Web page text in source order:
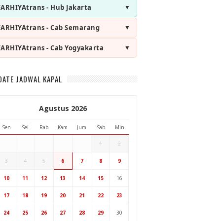
Hub Surabaya
- Hub Jakarta
- Cab Semarang
- Cab Yogyakarta
Cab Yogyakarta
JADWAL KAPAL
Agustus 2026
Sen Sel Rab Kam Jum Sab Min
1 2
3 4 5 6 7 8 9
10 11 12 13 14 15 16
17 18 19 20 21 22 23
24 25 26 27 28 29 30